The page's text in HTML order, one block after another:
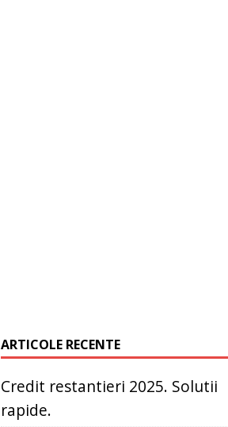
ARTICOLE RECENTE
Credit restantieri 2025. Solutii
rapide.